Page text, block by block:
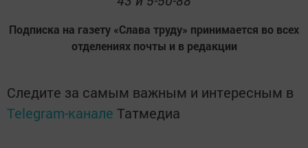
Подписка на газету «Слава труду» принимается во всех
отделениях почты и в редакции
Следите за самым важным и интересным в
Telegram-канале Татмедиа